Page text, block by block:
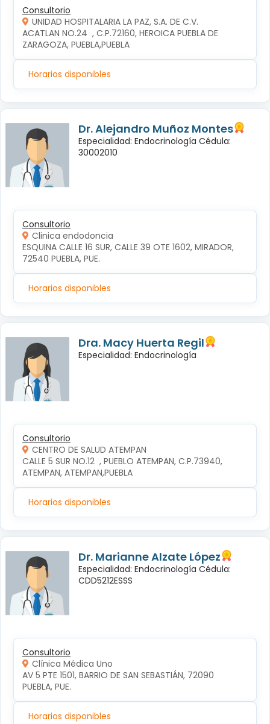
Consultorio
UNIDAD HOSPITALARIA LA PAZ, S.A. DE C.V.
ACATLAN NO.24  , C.P.72160, HEROICA PUEBLA DE
ZARAGOZA, PUEBLA,PUEBLA
Horarios disponibles
Dr. Alejandro Muñoz Montes
Especialidad: Endocrinología Cédula:
30002010
Consultorio
Clinica endodoncia
ESQUINA CALLE 16 SUR, CALLE 39 OTE 1602, MIRADOR,
72540 PUEBLA, PUE.
Horarios disponibles
Dra. Macy Huerta Regil
Especialidad: Endocrinología
Consultorio
CENTRO DE SALUD ATEMPAN
CALLE 5 SUR NO.12  , PUEBLO ATEMPAN, C.P.73940,
ATEMPAN, ATEMPAN,PUEBLA
Horarios disponibles
Dr. Marianne Alzate López
Especialidad: Endocrinología Cédula:
CDD5212ESSS
Consultorio
Clínica Médica Uno
AV 5 PTE 1501, BARRIO DE SAN SEBASTIÁN, 72090
PUEBLA, PUE.
Horarios disponibles